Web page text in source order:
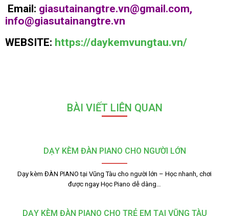
Email: giasutainangtre.vn@gmail.com,
info@giasutainangtre.vn
WEBSITE: https://daykemvungtau.vn/
BÀI VIẾT LIÊN QUAN
DẠY KÈM ĐÀN PIANO CHO NGƯỜI LỚN
Dạy kèm ĐÀN PIANO tại Vũng Tàu cho người lớn – Học nhanh, chơi
được ngay Học Piano dễ dàng…
DẠY KÈM ĐÀN PIANO CHO TRẺ EM TẠI VŨNG TÀU